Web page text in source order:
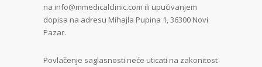
na info@mmedicalclinic.com ili upućivanjem
dopisa na adresu Mihajla Pupina 1, 36300 Novi
Pazar.
Povlačenje saglasnosti neće uticati na zakonitost